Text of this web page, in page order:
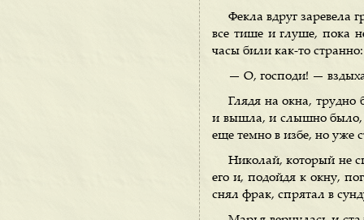
Фекла вдруг заревела
все тише и глуше, пока
часы били как-то
— О, господи! —
Глядя на окна, трудно
и вышла, и слышно было,
еще темно в избе, но уже
Николай, который не
его и, подойдя к окну,
снял фрак, спрятал в